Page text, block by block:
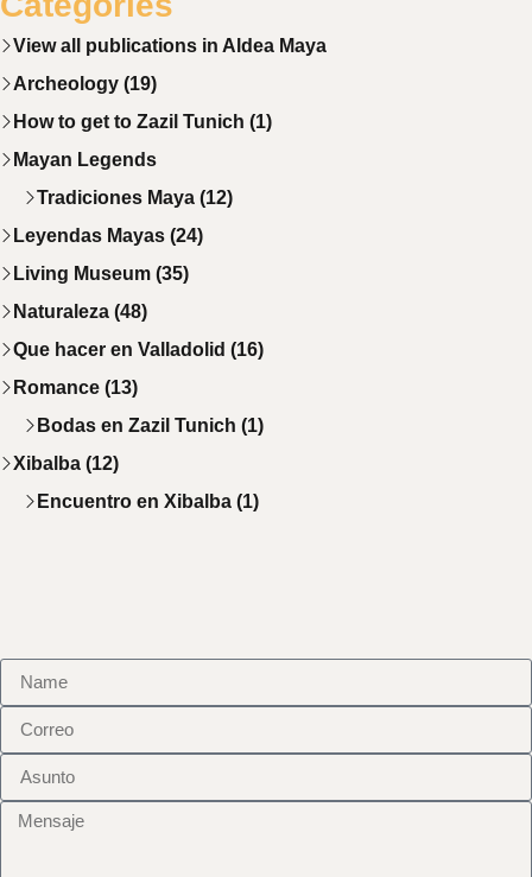
View all publications in Aldea Maya
Archeology (19)
How to get to Zazil Tunich (1)
Mayan Legends
Tradiciones Maya (12)
Leyendas Mayas (24)
Living Museum (35)
Naturaleza (48)
Que hacer en Valladolid (16)
Romance (13)
Bodas en Zazil Tunich (1)
Xibalba (12)
Encuentro en Xibalba (1)